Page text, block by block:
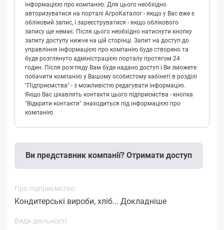
інформацією про компанію. Для цього необхідно
авторизуватися на порталі АгроКаталог - якщо у Вас вже є
обліковий запис, і зареєструватися - якщо облікового
запису ще немає. Після цього необхідно натиснути кнопку
запиту доступу нижче на цій сторінці. Запит на доступ до
управління інформацією про компанію буде створено та
буде розглянуто адміністрацією порталу протягом 24
годин. Після розгляду Вам буде надано доступ і Ви зможете
побачити компанію у Вашому особистому кабінеті в розділі
"Підприємства" - з можливістю редагувати інформацію.
Якщо Вас цікавлять контакти цього підприємства - кнопка
"Відкрити контакти" знаходиться під інформацією про
компанію.
Ви представник компанії? Отримати доступ
Про підприємство:
Кондитерські вироби, хліб... Докладніше
Види діяльності